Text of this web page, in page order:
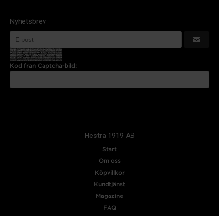
Nyhetsbrev
Kod från Captcha-bild:
Hestra 1919 AB
Start
Om oss
Köpvillkor
Kundtjänst
Magazine
FAQ